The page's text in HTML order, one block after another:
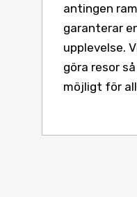
antingen
garanterar
upplevelse.
göra resor
möjligt för